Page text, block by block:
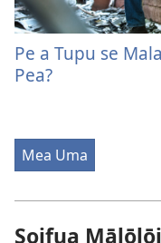
Pe a Tupu se
Pea?
Mea Uma
Soifua